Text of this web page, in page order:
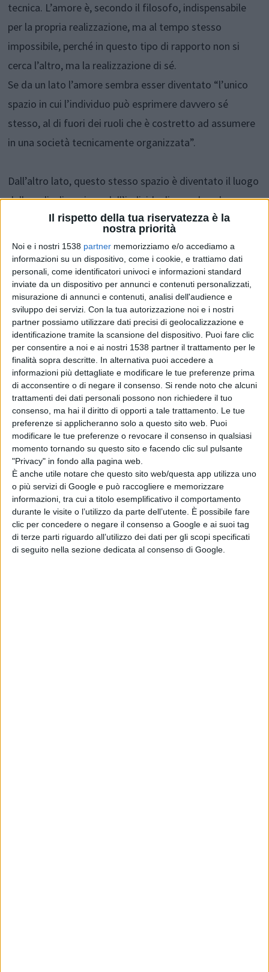
Il rispetto della tua riservatezza è la
nostra priorità
Noi e i nostri 1538 partner memorizziamo e/o accediamo a
informazioni su un dispositivo, come i cookie, e trattiamo dati
personali, come identificatori univoci e informazioni standard
inviate da un dispositivo per annunci e contenuti personalizzati,
misurazione di annunci e contenuti, analisi dell'audience e
sviluppo dei servizi. Con la tua autorizzazione noi e i nostri
partner possiamo utilizzare dati precisi di geolocalizzazione e
identificazione tramite la scansione del dispositivo. Puoi fare clic
per consentire a noi e ai nostri 1538 partner il trattamento per le
finalità sopra descritte. In alternativa puoi accedere a
informazioni più dettagliate e modificare le tue preferenze prima
di acconsentire o di negare il consenso. Si rende noto che alcuni
trattamenti dei dati personali possono non richiedere il tuo
consenso, ma hai il diritto di opporti a tale trattamento. Le tue
preferenze si applicheranno solo a questo sito web. Puoi
modificare le tue preferenze o revocare il consenso in qualsiasi
momento tornando su questo sito e facendo clic sul pulsante
"Privacy" in fondo alla pagina web.
È anche utile notare che questo sito web/questa app utilizza uno
o più servizi di Google e può raccogliere e memorizzare
informazioni, tra cui a titolo esemplificativo il comportamento
durante le visite o l’utilizzo da parte dell’utente. È possibile fare
clic per concedere o negare il consenso a Google e ai suoi tag
di terze parti riguardo all’utilizzo dei dati per gli scopi specificati
di seguito nella sezione dedicata al consenso di Google.
tecnica. L’amore è, secondo il filosofo, indispensabile
per la propria realizzazione, ma al tempo stesso
impossibile, perché in questo tipo di rapporto non si
cerca l’altro, ma la realizzazione di sé.
Se da un lato l’amore sembra esser diventato “l’unico
spazio in cui l’individuo può esprimere davvero sé
stesso, al di fuori dei ruoli che è costretto ad assumere
in una società tecnicamente organizzata”.
Dall’altro lato, questo stesso spazio è diventato il luogo
della radicalizzazione dell’individualismo, dove le
persone cercano spesso nell’altro il proprio “Io”, e
portano avanti relazioni più per realizzare il proprio Sé
che il rapporto con l’altro. Nelle proprie opere
sull’Amore, Umberto Galimberti illustra come l’acutezza
del pensiero penetri i meandri del sentimento e del
desiderio, registrando i mutamenti intervenuti nelle
dinamiche dell’attrazione, nel patto con l’amato/a, nei
percorsi del piacere (dall’onanismo alla perversione).
Sullo sfondo si muove, come un fantasma,
continuamente evocato e rimosso, quello che
propriamente o impropriamente gli uomini non
smettono di chiamare amore.
Il professor Galimberti, filosofo e psicanalista italiano,
nato a Monza nel 1942, pone al centro dei suoi studi la
figura dell’uomo, che in una realtà dominata dalla
tecnica, si sente un “mezzo” nell’”universo dei mezzi”,
alla continua ricerca di un senso al suo esistere,